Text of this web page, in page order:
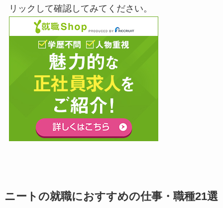
リックして確認してみてください。
ニートの就職におすすめの仕事・職種21選